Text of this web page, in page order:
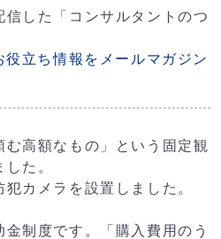
した「コンサルタントのつ
役立ち情報をメールマガジン
む高額なもの」という固定観
た。
カメラを設置しました。
制度です。「購入費用のう